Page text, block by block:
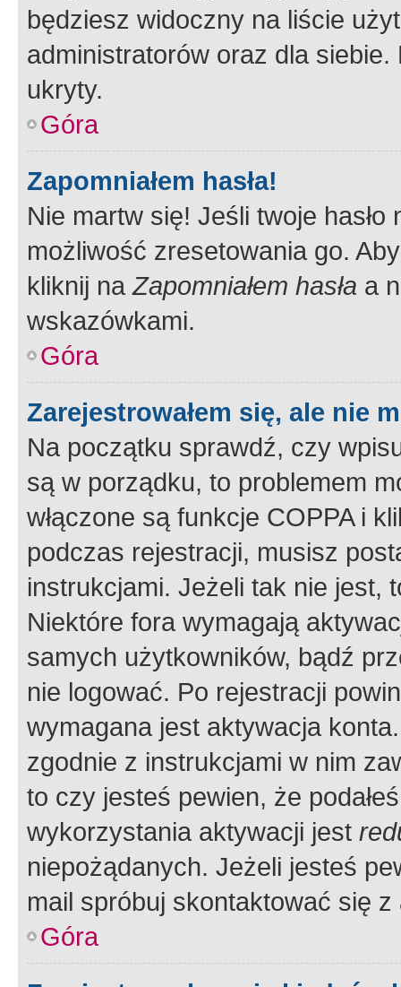
będziesz widoczny na liście
administratorów oraz dla
ukryty.
Góra
Zapomniałem hasła!
Nie martw się! Jeśli twoje
możliwość zresetowania go.
kliknij naZapomniałem hasła a
wskazówkami.
Góra
Zarejestrowałem się, ale nie
Na początku sprawdź, czy
są w porządku, to problemem
włączone są funkcje COPPA i
podczas rejestracji, musisz
instrukcjami. Jeżeli tak nie jest,
Niektóre fora wymagają
samych użytkowników, bądź
nie logować. Po rejestracji
wymagana jest aktywacja
zgodnie z instrukcjami w nim
to czy jesteś pewien, że
wykorzystania aktywacji jest
niepożądanych. Jeżeli jesteś
mail spróbuj skontaktować się
Góra